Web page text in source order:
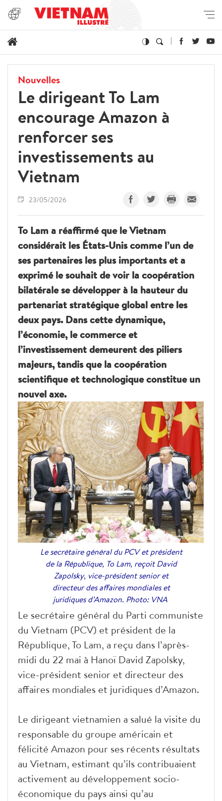
Nouvelles
Le dirigeant To Lam
encourage Amazon à
renforcer ses
investissements au
Vietnam
23/05/2026
To Lam a réaffirmé que le Vietnam
considérait les États-Unis comme l’un de
ses partenaires les plus importants et a
exprimé le souhait de voir la coopération
bilatérale se développer à la hauteur du
partenariat stratégique global entre les
deux pays. Dans cette dynamique,
l’économie, le commerce et
l’investissement demeurent des piliers
majeurs, tandis que la coopération
scientifique et technologique constitue un
nouvel axe.
Le secrétaire général du PCV et président
de la République, To Lam, reçoit David
Zapolsky, vice-président senior et
directeur des affaires mondiales et
juridiques d’Amazon. Photo: VNA
Le secrétaire général du Parti communiste
du Vietnam (PCV) et président de la
République, To Lam, a reçu dans l’après-
midi du 22 mai à Hanoï David Zapolsky,
vice-président senior et directeur des
affaires mondiales et juridiques d’Amazon.
Le dirigeant vietnamien a salué la visite du
responsable du groupe américain et
félicité Amazon pour ses récents résultats
au Vietnam, estimant qu’ils contribuaient
activement au développement socio-
économique du pays ainsi qu’au